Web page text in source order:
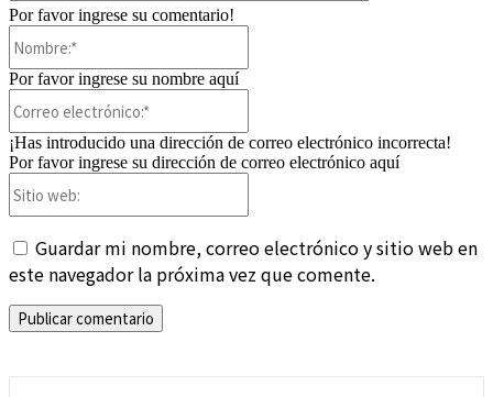
Por favor ingrese su comentario!
Por favor ingrese su nombre aquí
¡Has introducido una dirección de correo electrónico incorrecta!
Por favor ingrese su dirección de correo electrónico aquí
Guardar mi nombre, correo electrónico y sitio web en
este navegador la próxima vez que comente.